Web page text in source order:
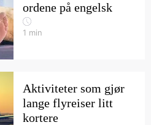
ordene på engelsk
1 min
Aktiviteter som gjør
lange flyreiser litt
kortere